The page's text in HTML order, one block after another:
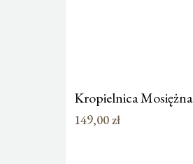
Kropielnica Mosiężna
149,00zł